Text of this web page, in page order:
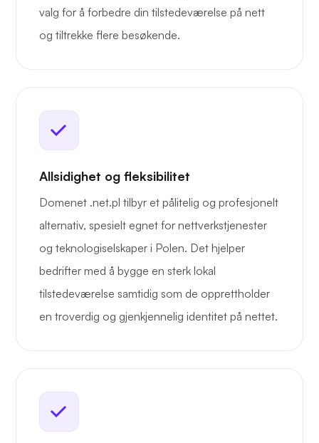
valg for å forbedre din tilstedeværelse på nett
og tiltrekke flere besøkende.
Allsidighet og fleksibilitet
Domenet .net.pl tilbyr et pålitelig og profesjonelt
alternativ, spesielt egnet for nettverkstjenester
og teknologiselskaper i Polen. Det hjelper
bedrifter med å bygge en sterk lokal
tilstedeværelse samtidig som de opprettholder
en troverdig og gjenkjennelig identitet på nettet.